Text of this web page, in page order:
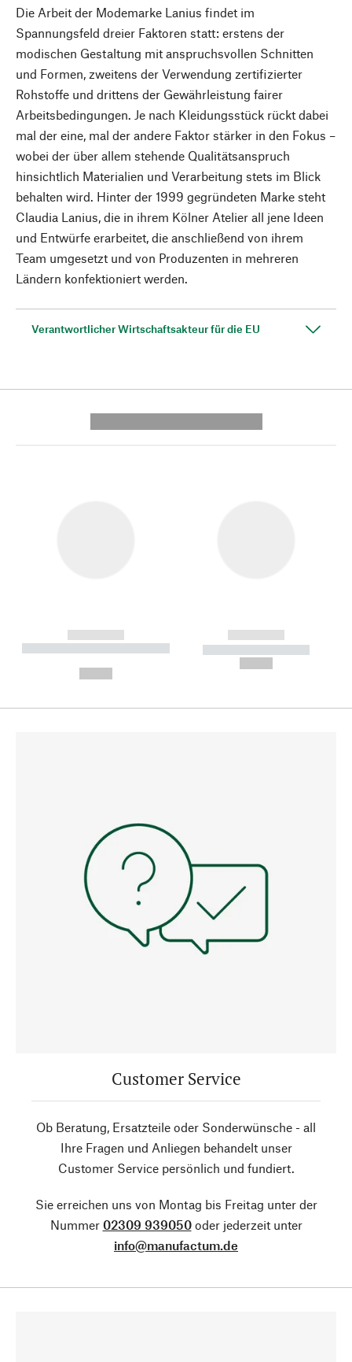
Die Arbeit der Modemarke Lanius findet im
Spannungsfeld dreier Faktoren statt: erstens der
modischen Gestaltung mit anspruchsvollen Schnitten
und Formen, zweitens der Verwendung zertifizierter
Rohstoffe und drittens der Gewährleistung fairer
Arbeitsbedingungen. Je nach Kleidungsstück rückt dabei
mal der eine, mal der andere Faktor stärker in den Fokus –
wobei der über allem stehende Qualitätsanspruch
hinsichtlich Materialien und Verarbeitung stets im Blick
behalten wird. Hinter der 1999 gegründeten Marke steht
Claudia Lanius, die in ihrem Kölner Atelier all jene Ideen
und Entwürfe erarbeitet, die anschließend von ihrem
Team umgesetzt und von Produzenten in mehreren
Ländern konfektioniert werden.
Verantwortlicher Wirtschaftsakteur für die EU
------------
----------- ----------- --------
------------
----------- -----------
Customer Service
Ob Beratung, Ersatzteile oder Sonderwünsche - all
Ihre Fragen und Anliegen behandelt unser
Customer Service persönlich und fundiert.
Sie erreichen uns von Montag bis Freitag unter der
Nummer 02309 939050oder jederzeit unter
info@manufactum.de